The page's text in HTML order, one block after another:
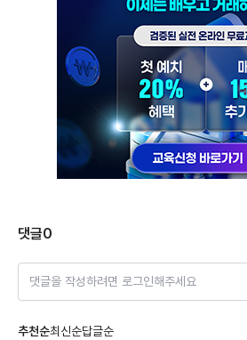
댓글0
댓글을 작성하려면 로그인해주세요
추천순최신순답글순